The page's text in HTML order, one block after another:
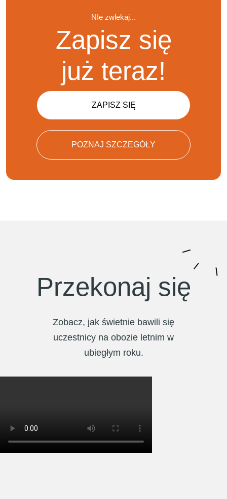
NIe zwlekaj...
Zapisz się
już teraz!
ZAPISZ SIĘ
POZNAJ SZCZEGÓŁY
Przekonaj się
Zobacz, jak świetnie bawili się
uczestnicy na obozie letnim w
ubiegłym roku.